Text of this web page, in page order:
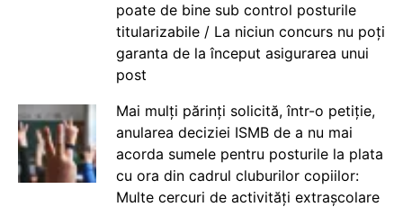
poate de bine sub control posturile
titularizabile / La niciun concurs nu poți
garanta de la început asigurarea unui
post
Mai mulți părinți solicită, într-o petiție,
anularea deciziei ISMB de a nu mai
acorda sumele pentru posturile la plata
cu ora din cadrul cluburilor copiilor:
Multe cercuri de activități extrașcolare